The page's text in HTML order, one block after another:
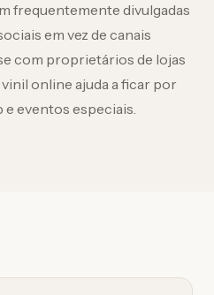
frequentemente divulgadas
em vez de canais
com proprietários de lojas
online ajuda a ficar por
eventos especiais.